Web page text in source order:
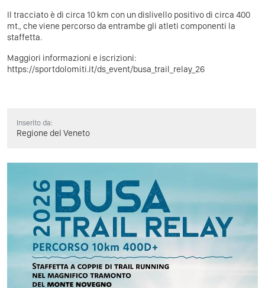
Il tracciato è di circa 10 km con un dislivello positivo di circa 400
mt., che viene percorso da entrambe gli atleti componenti la
staffetta.
Maggiori informazioni e iscrizioni:
https://sportdolomiti.it/ds_event/busa_trail_relay_26
Inserito da:
Regione del Veneto